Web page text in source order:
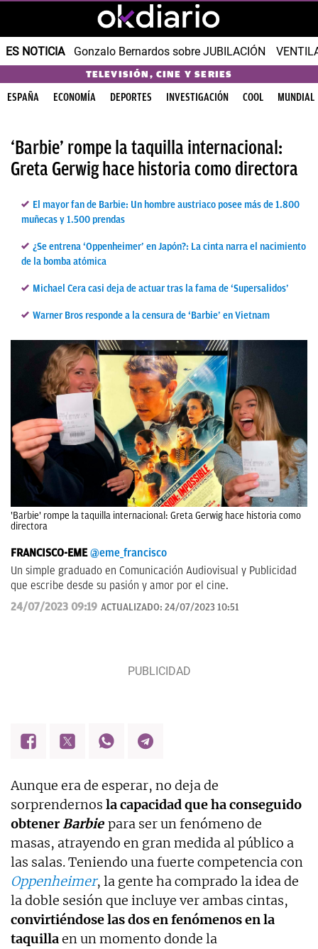
ES NOTICIA Gonzalo Bernardos sobre JUBILACIÓN
TELEVISIÓN, CINE Y SERIES
ESPAÑA ECONOMÍA DEPORTES INVESTIGACIÓN COOL MUNDIAL
‘Barbie’ rompe la taquilla internacional:
Greta Gerwig hace historia como directora
El mayor fan de Barbie: Un hombre austriaco posee más de 1.800
muñecas y 1.500 prendas
¿Se entrena ‘Oppenheimer’ en Japón?: La cinta narra el nacimiento
de la bomba atómica
Michael Cera casi deja de actuar tras la fama de ‘Supersalidos’
Warner Bros responde a la censura de ‘Barbie’ en Vietnam
'Barbie' rompe la taquilla internacional: Greta Gerwig hace historia como
directora
FRANCISCO-EME @eme_francisco
Un simple graduado en Comunicación Audiovisual y Publicidad
que escribe desde su pasión y amor por el cine.
24/07/2023 09:19 ACTUALIZADO: 24/07/2023 10:51
Aunque era de esperar, no deja de
sorprendernos la capacidad que ha conseguido
obtenerBarbie para ser un fenómeno de
masas, atrayendo en gran medida al público a
las salas. Teniendo una fuerte competencia con
Oppenheimer, la gente ha comprado la idea de
la doble sesión que incluye ver ambas cintas,
convirtiéndose las dos en fenómenos en la
taquillaen un momento donde la